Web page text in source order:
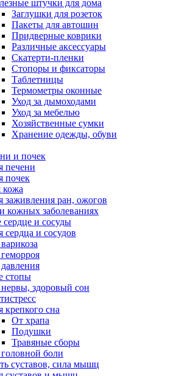
штучки для дома
Заглушки для розеток
Пакеты для автошин
Придверные коврики
Различные аксессуары
Скатерти-пленки
Стопоры и фиксаторы
Таблетницы
Термометры оконные
Уход за дымоходами
Уход за мебелью
Хозяйственные сумки
Хранение одежды, обуви
и почек
печени
почек
кожа
заживления ран, ожогов
кожных заболеваниях
сердце и сосуды
сердца и сосудов
стопы
здоровый сон
крепкого сна
От храпа
Подушки
Травяные сборы
боли
суставов, сила мышц